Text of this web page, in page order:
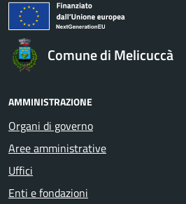
Comune di Melicuccà
AMMINISTRAZIONE
Organi di governo
Aree amministrative
Uffici
Enti e fondazioni